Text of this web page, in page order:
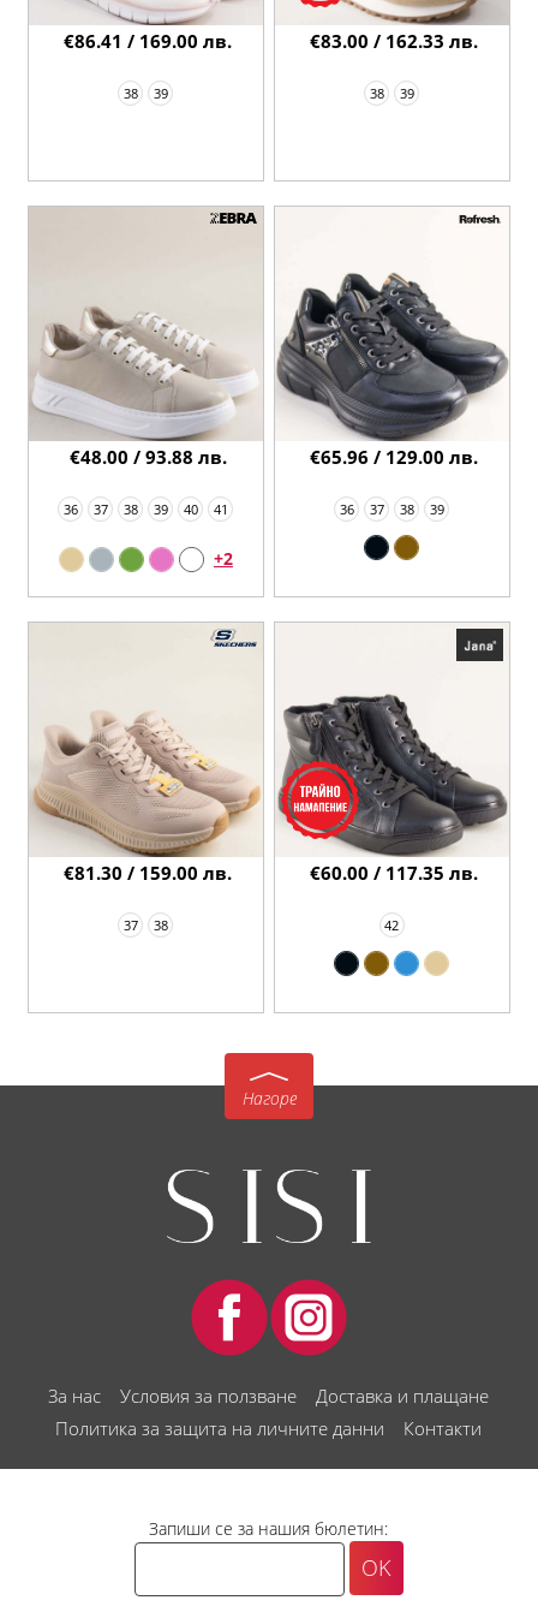
38 39
€86.41 / 169.00 лв.
38 39
€83.00 / 162.33 лв.
36 37 38 39 40 41
+2
€48.00 / 93.88 лв.
36 37 38 39
€65.96 / 129.00 лв.
37 38
€81.30 / 159.00 лв.
42
€60.00 / 117.35 лв.
Нагоре
За нас Условия за ползване
Доставка и плащане
Политика за защита на личните данни
Контакти
Запиши се за нашия бюлетин: